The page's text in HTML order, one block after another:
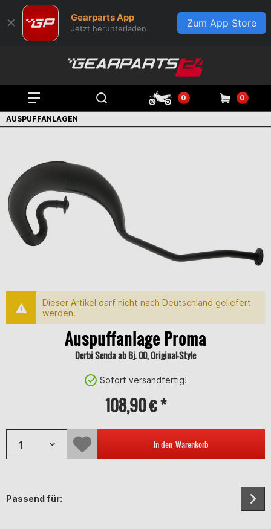
✕ Gearparts App
Jetzt herunterladen Zum App Store
0 0
AUSPUFFANLAGEN
Dieser Artikel darf nicht nach Deutschland geliefert
werden.
Auspuffanlage Proma
Derbi Senda ab Bj. 00, Original-Style
Sofort versandfertig!
108,90 € *
In den Warenkorb
Passend für: